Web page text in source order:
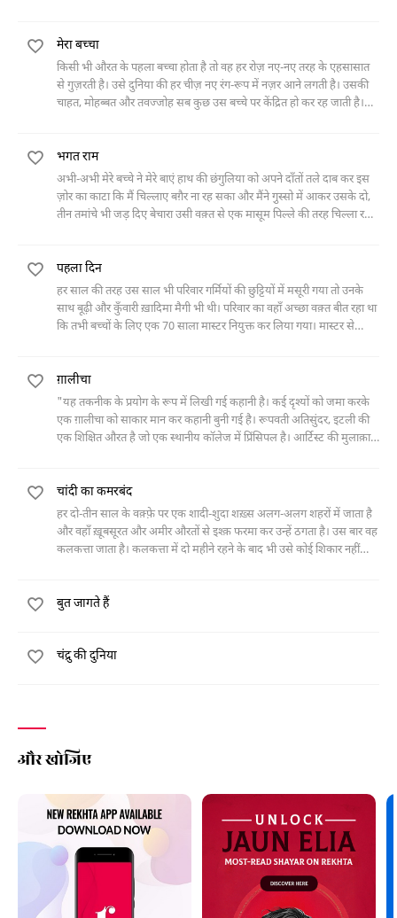
मेरा बच्चा
किसी भी औरत के पहला बच्चा होता है तो वह हर रोज़ नए-नए तरह के एहसासात
से गुज़रती है। उसे दुनिया की हर चीज़ नए रंग-रूप में नज़र आने लगती है। उसकी
चाहत, मोहब्बत और तवज्जोह सब कुछ उस बच्चे पर केंद्रित हो कर रह जाती है।
भगत राम
अभी-अभी मेरे बच्चे ने मेरे बाएं हाथ की छंगुलिया को अपने दाँतों तले दाब कर इस
ज़ोर का काटा कि मैं चिल्लाए बग़ैर ना रह सका और मैंने गु़स्सो में आकर उसके दो,
तीन तमांचे भी जड़ दिए बेचारा उसी वक़्त से एक मासूम पिल्ले की तरह चिल्ला रहा
पहला दिन
हर साल की तरह उस साल भी परिवार गर्मियों की छुट्टियों में मसूरी गया तो उनके
साथ बूढ़ी और कुँवारी ख़ादिमा मैगी भी थी। परिवार का वहाँ अच्छा वक़्त बीत रहा था
कि तभी बच्चों के लिए एक 70 साला मास्टर नियुक्त कर लिया गया। मास्टर से
ग़ालीचा
"यह तकनीक के प्रयोग के रूप में लिखी गई कहानी है। कई दृश्यों को जमा करके
एक ग़ालीचा को साकार मान कर कहानी बुनी गई है। रूपवती अतिसुंदर, इटली की
एक शिक्षित औरत है जो एक स्थानीय कॉलेज में प्रिंसिपल है। आर्टिस्ट की मुलाक़ात
तपेदिक़ में मुब्तला हो कर मर गया था और बाद में आर्टिस्ट के दोस्त मजहूल किस्म
के शायर से मुहब्बत का इन्किशाफ़ करती है और उससे शादी करके दूसरे शहर चली
जाती है। ग़ालीचा विभिन्न घटनाओं व दृश्यों का गवाह रहता है, इसीलिए आर्टिस्ट
अक्सर उससे सवाल-जवाब करता है। आर्टिस्ट दूसरी लड़कियों में यदाकदा
उसके शायर शौहर ने उसे छोड़ दिया है।"
चांदी का कमरबंद
हर दो-तीन साल के वक़्फ़े पर एक शादी-शुदा शख़्स अलग-अलग शहरों में जाता है
और वहाँ ख़ूबसूरत और अमीर औरतों से इश्क़ फरमा कर उन्हें ठगता है। उस बार वह
कलकत्ता जाता है। कलकत्ता में दो महीने रहने के बाद भी उसे कोई शिकार नहीं
के उभार से थोड़ा ऊपर एक चाँदी का कमरबंद बंधा है। यह ख़ूबसूरत लड़की उल्टे
बुत जागते हैं
चंद्रु की दुनिया
और खोजिए